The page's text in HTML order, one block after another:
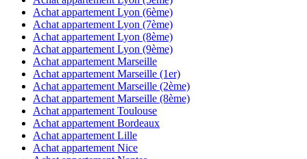
Achat appartement Lyon (6ème)
Achat appartement Lyon (7ème)
Achat appartement Lyon (8ème)
Achat appartement Lyon (9ème)
Achat appartement Marseille
Achat appartement Marseille (1er)
Achat appartement Marseille (2ème)
Achat appartement Marseille (8ème)
Achat appartement Toulouse
Achat appartement Bordeaux
Achat appartement Lille
Achat appartement Nice